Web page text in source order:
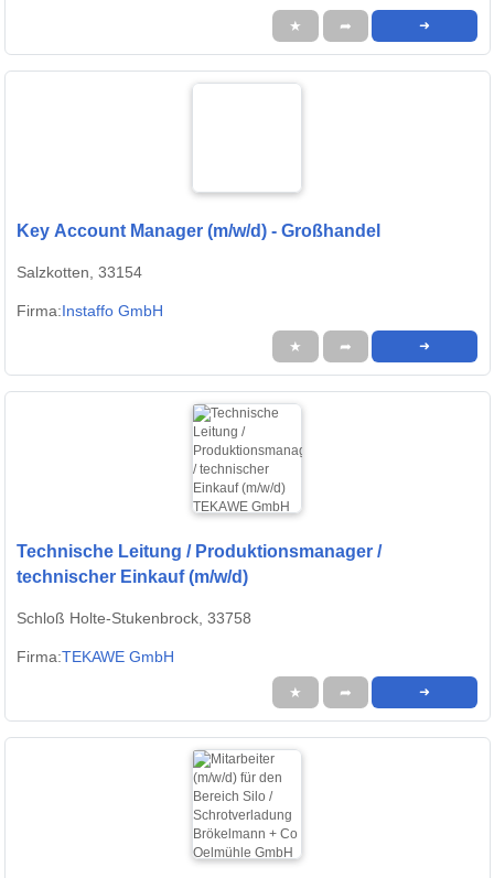
★ ➦ ➜
Key Account Manager (m/w/d) - Großhandel
Salzkotten, 33154
Firma:Instaffo GmbH
★ ➦ ➜
Technische Leitung / Produktionsmanager /
technischer Einkauf (m/w/d)
Schloß Holte-Stukenbrock, 33758
Firma:TEKAWE GmbH
★ ➦ ➜